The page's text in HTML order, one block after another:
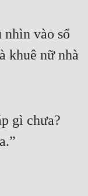
vào sổ
khuê nữ nhà
gì chưa?